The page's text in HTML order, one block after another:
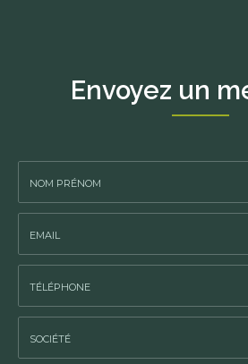
Envoyez un
Nom
Prénom
*
Email
*
Tél.